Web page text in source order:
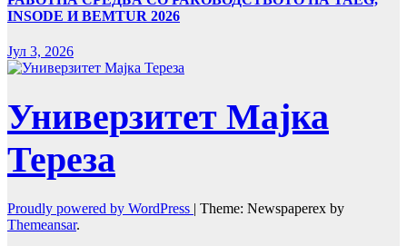
INSODE И BEMTUR 2026
Јул 3, 2026
Универзитет Мајка
Тереза
Proudly powered by WordPress | Theme: Newspaperex by
Themeansar.